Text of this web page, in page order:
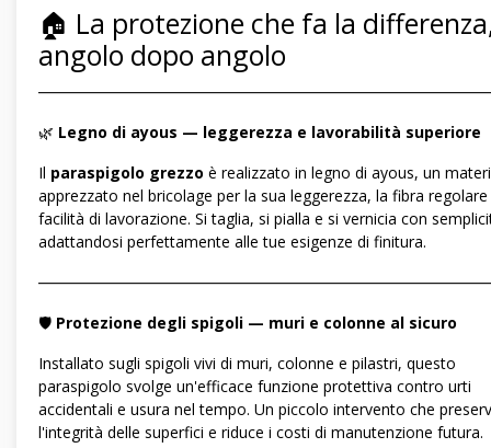
🏠 La protezione che fa la
angolo dopo angolo
🌿 Legno di ayous — leggerezza e lavorabilità superiore
Il paraspigolo grezzo è realizzato in legno di ayous, un
apprezzato nel bricolage per la sua leggerezza, la fibra
facilità di lavorazione. Si taglia, si pialla e si vernicia con
adattandosi perfettamente alle tue esigenze di finitura.
🛡️ Protezione degli spigoli — muri e colonne al sicuro
Installato sugli spigoli vivi di muri, colonne e pilastri, questo
paraspigolo svolge un'efficace funzione protettiva contro urti
accidentali e usura nel tempo. Un piccolo intervento che
l'integrità delle superfici e riduce i costi di manutenzione futura.